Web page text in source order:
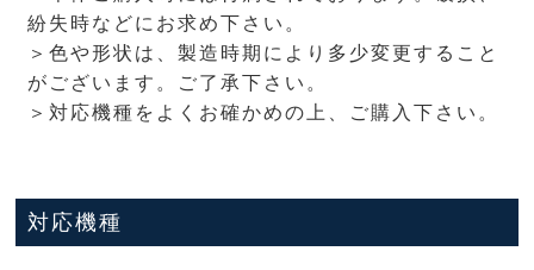
紛失時などにお求め下さい。
＞色や形状は、製造時期により多少変更すること
がございます。ご了承下さい。
＞対応機種をよくお確かめの上、ご購入下さい。
対応機種